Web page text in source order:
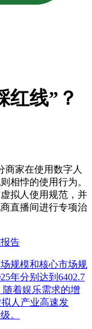
红线”？
商家在使用数字人
相悖的使用行为。
拟人使用规范，并
直播间进行专项治
告
规模和核心市场规
年分别达到6402.7
着娱乐需求的增
人产业高速发
。